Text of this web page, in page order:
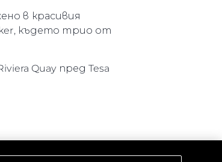
в красивия
където трио от
Quay пред Tesa